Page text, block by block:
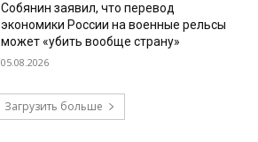
Собянин заявил, что перевод
экономики России на военные рельсы
может «убить вообще страну»
05.08.2026
Загрузить больше